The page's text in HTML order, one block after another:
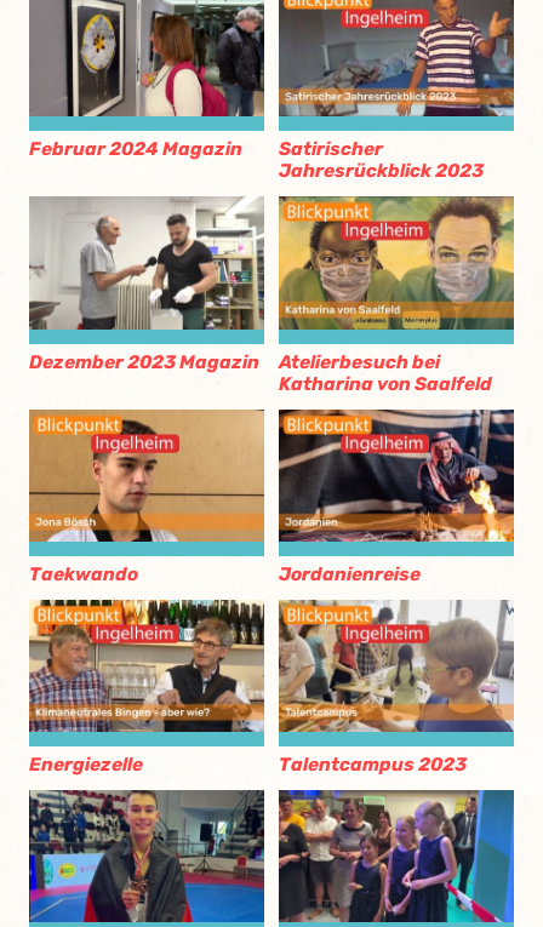
Februar 2024 Magazin
Satirischer
Jahresrückblick 2023
Dezember 2023 Magazin
Atelierbesuch bei
Katharina von Saalfeld
Taekwando Jordanienreise
Energiezelle Talentcampus 2023